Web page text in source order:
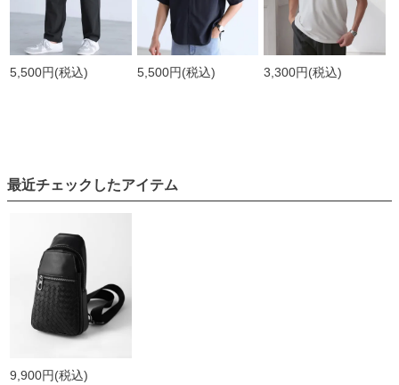
5,500円(税込) 5,500円(税込) 3,300円(税込)
最近チェックしたアイテム
9,900円(税込)